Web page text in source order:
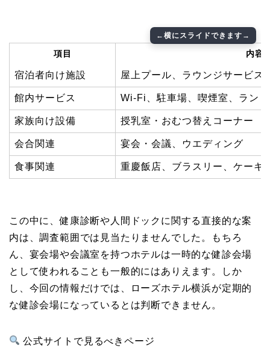
項目 内容
宿泊者向け施設 屋上プール、ラウンジサービス
館内サービス Wi-Fi、駐車場、喫煙室、ラン
家族向け設備 授乳室・おむつ替えコーナー
会合関連 宴会・会議、ウエディング
食事関連 重慶飯店、ブラスリー、ケーキ
この中に、健康診断や人間ドックに関する直接的な案
内は、調査範囲では見当たりませんでした。もちろ
ん、宴会場や会議室を持つホテルは一時的な健診会場
として使われることも一般的にはありえます。しか
し、今回の情報だけでは、ローズホテル横浜が定期的
な健診会場になっているとは判断できません。
公式サイトで見るべきページ